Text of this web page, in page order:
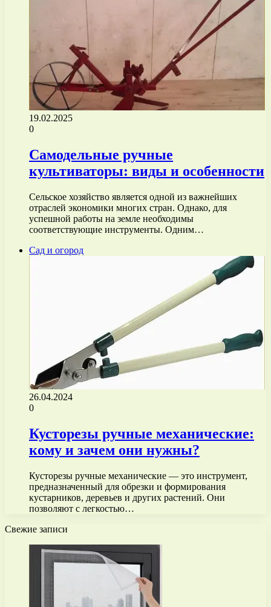
19.02.2025
0
Самодельные ручные
культиваторы: виды и особенности
Сельское хозяйство является одной из важнейших
отраслей экономики многих стран. Однако, для
успешной работы на земле необходимы
соответствующие инструменты. Одним…
Сад и огород
26.04.2024
0
Кусторезы ручные механические:
кому и зачем они нужны?
Кусторезы ручные механические — это инструмент,
предназначенный для обрезки и формирования
кустарников, деревьев и других растений. Они
позволяют с легкостью…
Свежие записи